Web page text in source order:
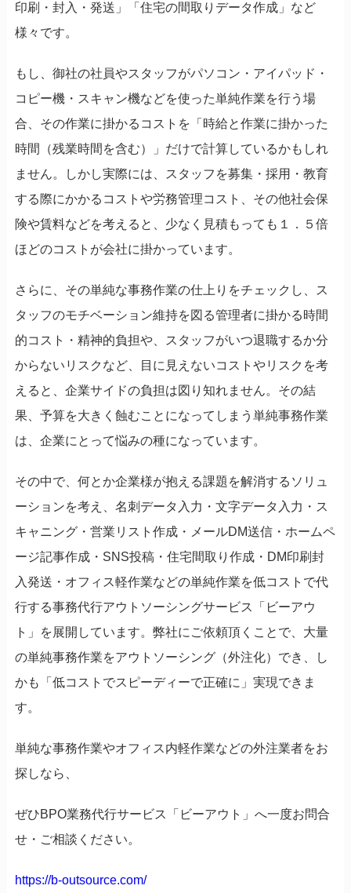
印刷・封入・発送」「住宅の間取りデータ作成」など
様々です。
もし、御社の社員やスタッフがパソコン・アイパッド・
コピー機・スキャン機などを使った単純作業を行う場
合、その作業に掛かるコストを「時給と作業に掛かった
時間（残業時間を含む）」だけで計算しているかもしれ
ません。しかし実際には、スタッフを募集・採用・教育
する際にかかるコストや労務管理コスト、その他社会保
険や賃料などを考えると、少なく見積もっても１．５倍
ほどのコストが会社に掛かっています。
さらに、その単純な事務作業の仕上りをチェックし、ス
タッフのモチベーション維持を図る管理者に掛かる時間
的コスト・精神的負担や、スタッフがいつ退職するか分
からないリスクなど、目に見えないコストやリスクを考
えると、企業サイドの負担は図り知れません。その結
果、予算を大きく蝕むことになってしまう単純事務作業
は、企業にとって悩みの種になっています。
その中で、何とか企業様が抱える課題を解消するソリュ
ーションを考え、名刺データ入力・文字データ入力・ス
キャニング・営業リスト作成・メールDM送信・ホームペ
ージ記事作成・SNS投稿・住宅間取り作成・DM印刷封
入発送・オフィス軽作業などの単純作業を低コストで代
行する事務代行アウトソーシングサービス「ビーアウ
ト」を展開しています。弊社にご依頼頂くことで、大量
の単純事務作業をアウトソーシング（外注化）でき、し
かも「低コストでスピーディーで正確に」実現できま
す。
単純な事務作業やオフィス内軽作業などの外注業者をお
探しなら、
ぜひBPO業務代行サービス「ビーアウト」へ一度お問合
せ・ご相談ください。
https://b-outsource.com/